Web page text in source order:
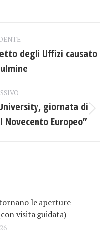
degli Uffizi causato
giornata di
Europeo”
le aperture
visita guidata)